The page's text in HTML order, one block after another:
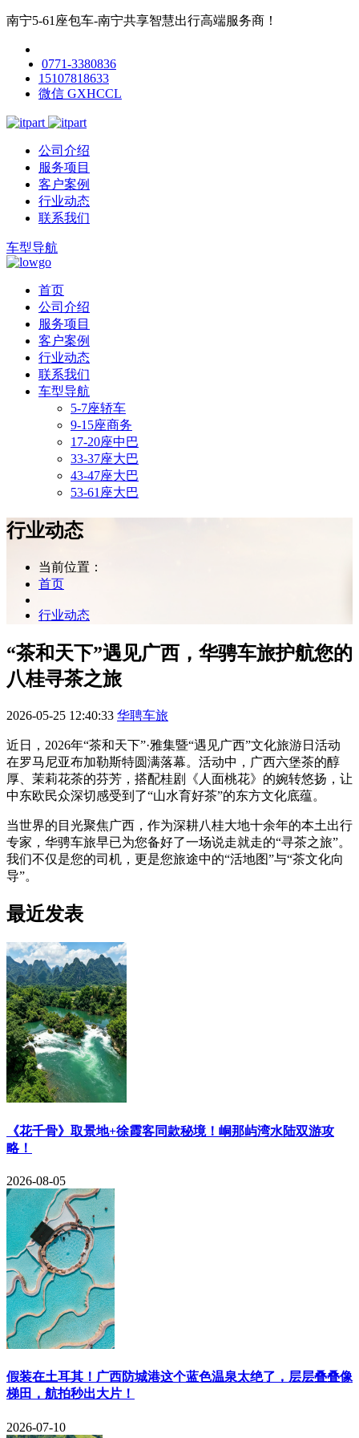
南宁5-61座包车-南宁共享智慧出行高端服务商！
0771-3380836
15107818633
微信 GXHCCL
公司介绍
服务项目
客户案例
行业动态
联系我们
车型导航
首页
公司介绍
服务项目
客户案例
行业动态
联系我们
车型导航
5-7座轿车
9-15座商务
17-20座中巴
33-37座大巴
43-47座大巴
53-61座大巴
行业动态
当前位置：
首页
行业动态
​“茶和天下”遇见广西，华骋车旅护航您的
八桂寻茶之旅
2026-05-25 12:40:33 华聘车旅
近日，2026年“茶和天下”·雅集暨“遇见广西”文化旅游日活动
在罗马尼亚布加勒斯特圆满落幕。活动中，广西六堡茶的醇
厚、茉莉花茶的芬芳，搭配桂剧《人面桃花》的婉转悠扬，让
中东欧民众深切感受到了“山水育好茶”的东方文化底蕴。
当世界的目光聚焦广西，作为深耕八桂大地十余年的本土出行
专家，华骋车旅早已为您备好了一场说走就走的“寻茶之旅”。
我们不仅是您的司机，更是您旅途中的“活地图”与“茶文化向
导”。
最近发表
《花千骨》取景地+徐霞客同款秘境！峒那屿湾水陆双游攻
略！
2026-08-05
​假装在土耳其！广西防城港这个蓝色温泉太绝了，层层叠叠像
梯田，航拍秒出大片！
2026-07-10